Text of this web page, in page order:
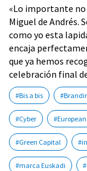
«Lo importante
Miguel de Andrés.
como yo esta
encaja
que ya hemos
celebración final
#Bis a bis
#Cyber
#Green Capital
#marca Euskadi